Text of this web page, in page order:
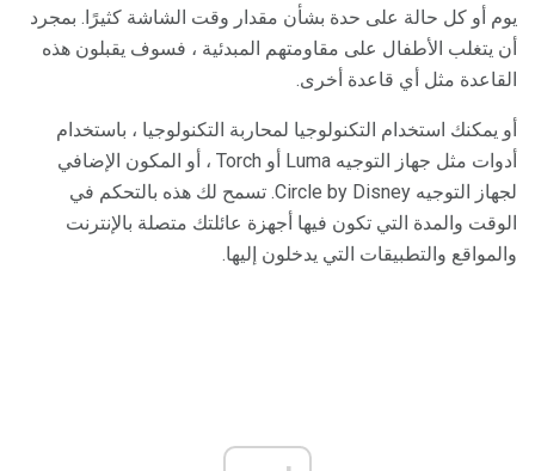
يوم أو كل حالة على حدة بشأن مقدار وقت الشاشة كثيرًا. بمجرد
أن يتغلب الأطفال على مقاومتهم المبدئية ، فسوف يقبلون هذه
القاعدة مثل أي قاعدة أخرى.
أو يمكنك استخدام التكنولوجيا لمحاربة التكنولوجيا ، باستخدام
أدوات مثل جهاز التوجيه Luma أو Torch ، أو المكون الإضافي
لجهاز التوجيه Circle by Disney. تسمح لك هذه بالتحكم في
الوقت والمدة التي تكون فيها أجهزة عائلتك متصلة بالإنترنت
والمواقع والتطبيقات التي يدخلون إليها.